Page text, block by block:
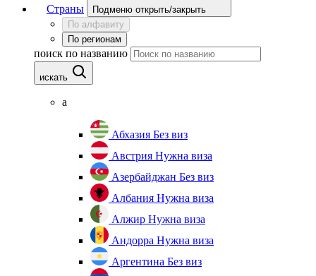
Страны
Подменю открыть/закрыть
По алфавиту
По регионам
поиск по названию
искать
а
Абхазия Без виз
Австрия Нужна виза
Азербайджан Без виз
Албания Нужна виза
Алжир Нужна виза
Андорра Нужна виза
Аргентина Без виз